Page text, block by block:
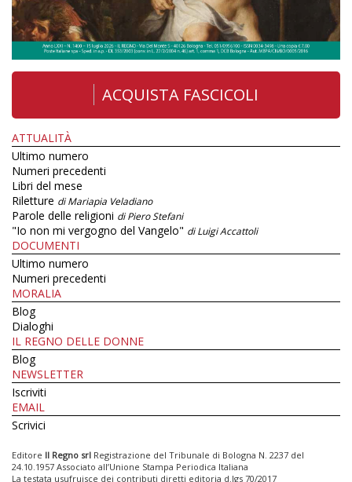
ACQUISTA FASCICOLI
ATTUALITÀ
Ultimo numero
Numeri precedenti
Libri del mese
Riletture di Mariapia Veladiano
Parole delle religioni di Piero Stefani
"Io non mi vergogno del Vangelo" di Luigi Accattoli
DOCUMENTI
Ultimo numero
Numeri precedenti
MORALIA
Blog
Dialoghi
IL REGNO DELLE DONNE
Blog
NEWSLETTER
Iscriviti
EMAIL
Scrivici
Editore Il Regno srl Registrazione del Tribunale di Bologna N. 2237 del
24.10.1957 Associato all’Unione Stampa Periodica Italiana
La testata usufruisce dei contributi diretti editoria d.lgs 70/2017